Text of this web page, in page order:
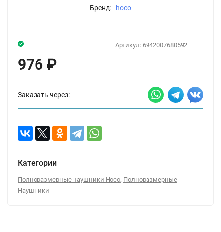
Бренд: hoco
Артикул: 6942007680592
976 ₽
Заказать через:
Категории
Полноразмерные наушники Hoco, Полноразмерные
Наушники